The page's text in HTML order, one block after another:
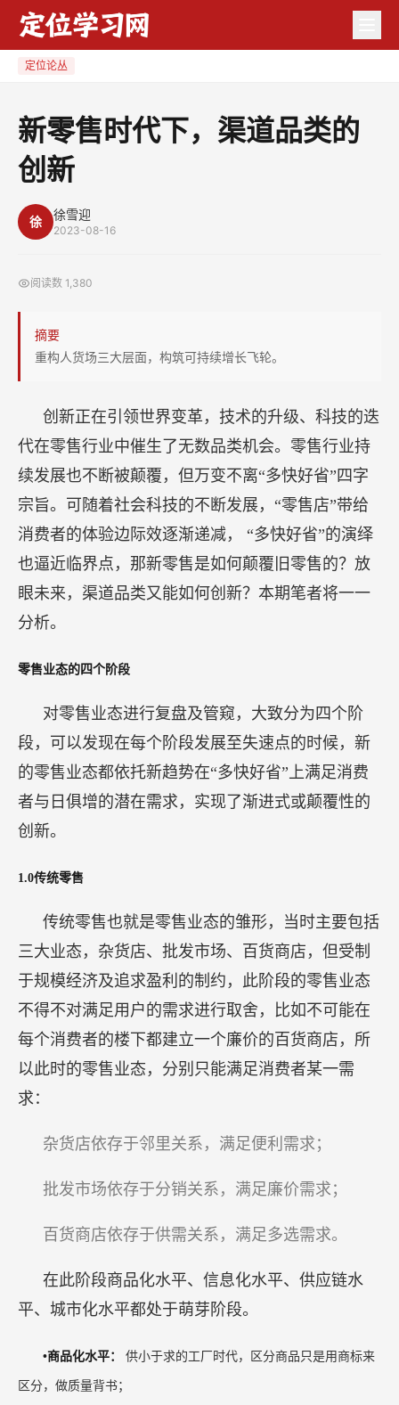
下，
定位论丛
新零售时代下，渠道品类的
创新
徐 徐雪迎
2023-08-16
阅读数 1,380
摘要
重构人货场三大层面，构筑可持续增长飞轮。
创新正在引领世界变革，技术的升级、科技的迭
代在零售行业中催生了无数品类机会。零售行业持
续发展也不断被颠覆，但万变不离“多快好省”四字
宗旨。可随着社会科技的不断发展，“零售店”带给
消费者的体验边际效逐渐递减， “多快好省”的演绎
也逼近临界点，那新零售是如何颠覆旧零售的？放
眼未来，渠道品类又能如何创新？本期笔者将一一
分析。
零售业态的四个阶段
对零售业态进行复盘及管窥，大致分为四个阶
段，可以发现在每个阶段发展至失速点的时候，新
的零售业态都依托新趋势在“多快好省”上满足消费
者与日俱增的潜在需求，实现了渐进式或颠覆性的
创新。
1.0传统零售
传统零售也就是零售业态的雏形，当时主要包括
三大业态，杂货店、批发市场、百货商店，但受制
于规模经济及追求盈利的制约，此阶段的零售业态
不得不对满足用户的需求进行取舍，比如不可能在
每个消费者的楼下都建立一个廉价的百货商店，所
以此时的零售业态，分别只能满足消费者某一需
求：
杂货店依存于邻里关系，满足便利需求；
批发市场依存于分销关系，满足廉价需求；
百货商店依存于供需关系，满足多选需求。
在此阶段商品化水平、信息化水平、供应链水
平、城市化水平都处于萌芽阶段。
•商品化水平： 供小于求的工厂时代，区分商品只是用商标来
区分，做质量背书；